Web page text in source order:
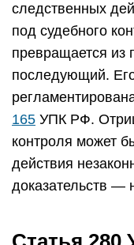
следственных
под судебного
превращается из
последующий.
165 УПК РФ.
контроля может
действия
доказательств —